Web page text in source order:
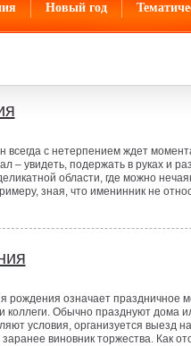
Новый год
с нетерпением ждет
– увидеть, подержать в руках и
области, где можно
зная, что именинник не
рождения означает праздничное
коллеги. Обычно празднуют дома
условия, организуется выезд
виновник торжества. Как